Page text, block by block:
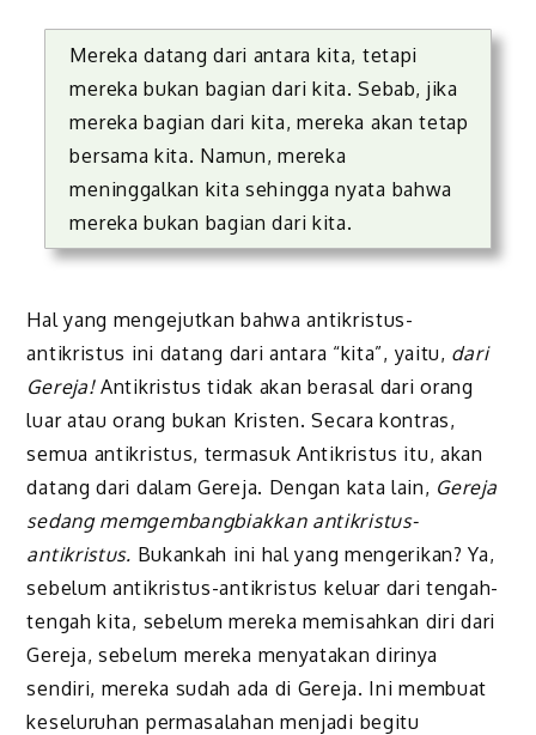
Mereka datang dari antara kita, tetapi
mereka bukan bagian dari kita. Sebab, jika
mereka bagian dari kita, mereka akan tetap
bersama kita. Namun, mereka
meninggalkan kita sehingga nyata bahwa
mereka bukan bagian dari kita.
Hal yang mengejutkan bahwa antikristus-
antikristus ini datang dari antara “kita”, yaitu, dari
Gereja!Antikristus tidak akan berasal dari orang
luar atau orang bukan Kristen. Secara kontras,
semua antikristus, termasuk Antikristus itu, akan
datang dari dalam Gereja. Dengan kata lain, Gereja
sedang memgembangbiakkan antikristus-
antikristus. Bukankah ini hal yang mengerikan? Ya,
sebelum antikristus-antikristus keluar dari tengah-
tengah kita, sebelum mereka memisahkan diri dari
Gereja, sebelum mereka menyatakan dirinya
sendiri, mereka sudah ada di Gereja. Ini membuat
keseluruhan permasalahan menjadi begitu